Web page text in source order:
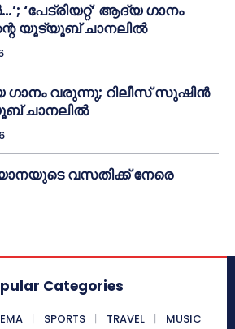
‘പേട്രിയറ്റ്’ ആദ്യ ഗാനം
യൂട്യൂബ് ചാനലിൽ
ഗാനം വരുന്നു; റിലീസ് സുഷിൻ
ചാനലിൽ
വസതിക്ക് നേരെ
Categories
SPORTS TRAVEL
MUSIC